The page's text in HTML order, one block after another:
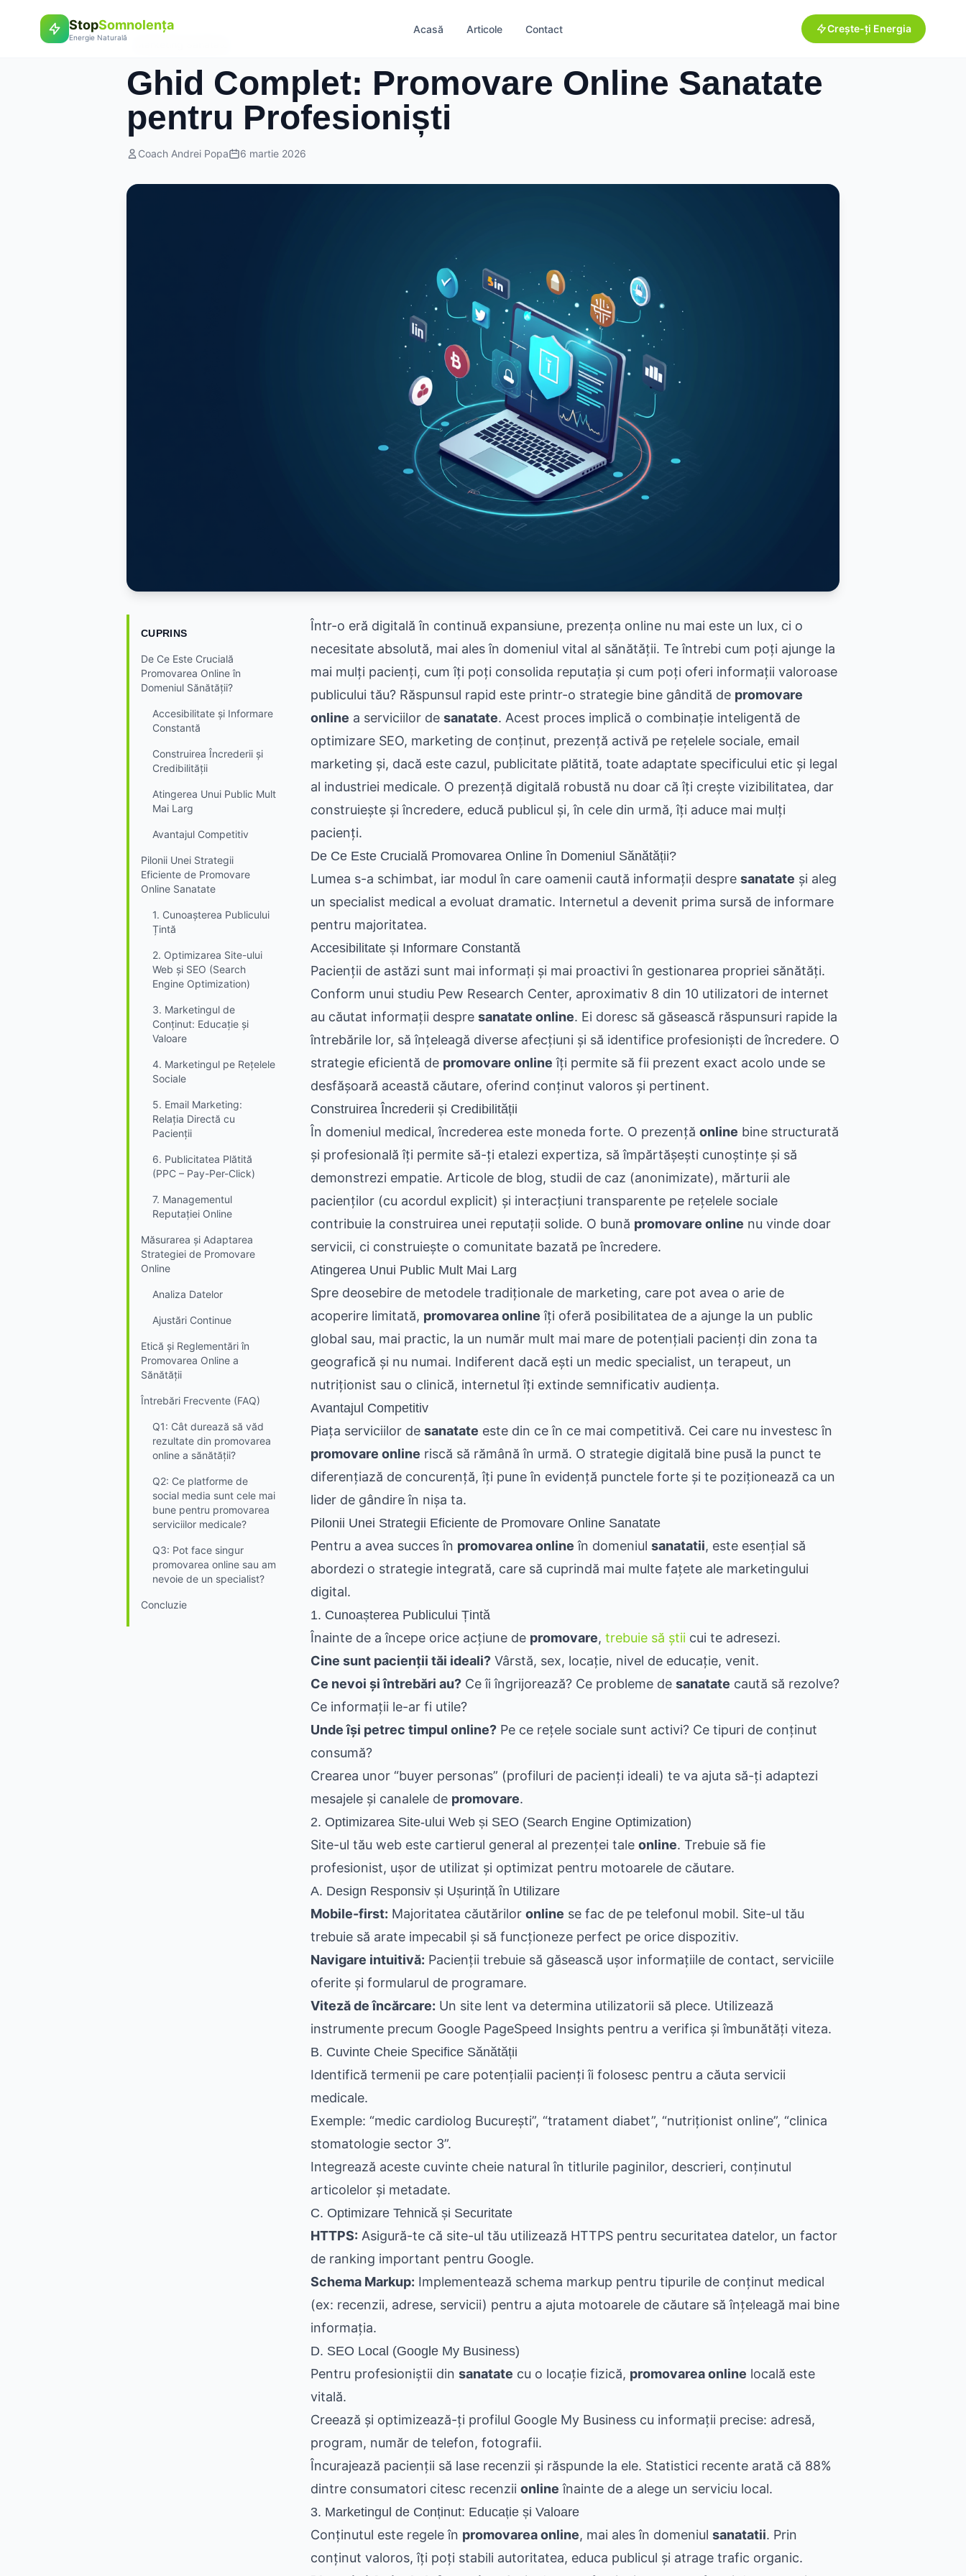
StopSomnolența
Energie Naturală
Acasă Articole Contact
Crește-ți Energia
Ghid Complet: Promovare Online Sanatate
pentru Profesioniști
Coach Andrei Popa 6 martie 2026
CUPRINS
De Ce Este Crucială
Promovarea Online în
Domeniul Sănătății?
Accesibilitate și Informare
Constantă
Construirea Încrederii și
Credibilității
Atingerea Unui Public Mult
Mai Larg
Avantajul Competitiv
Pilonii Unei Strategii
Eficiente de Promovare
Online Sanatate
1. Cunoașterea Publicului
Țintă
2. Optimizarea Site-ului
Web și SEO (Search
Engine Optimization)
3. Marketingul de
Conținut: Educație și
Valoare
4. Marketingul pe Rețelele
Sociale
5. Email Marketing:
Relația Directă cu
Pacienții
6. Publicitatea Plătită
(PPC – Pay-Per-Click)
7. Managementul
Reputației Online
Măsurarea și Adaptarea
Strategiei de Promovare
Online
Analiza Datelor
Ajustări Continue
Etică și Reglementări în
Promovarea Online a
Sănătății
Întrebări Frecvente (FAQ)
Q1: Cât durează să văd
rezultate din promovarea
online a sănătății?
Q2: Ce platforme de
social media sunt cele mai
bune pentru promovarea
serviciilor medicale?
Q3: Pot face singur
promovarea online sau am
nevoie de un specialist?
Concluzie
Într-o eră digitală în continuă expansiune, prezența online nu mai este un lux, ci o
necesitate absolută, mai ales în domeniul vital al sănătății. Te întrebi cum poți ajunge la
mai mulți pacienți, cum îți poți consolida reputația și cum poți oferi informații valoroase
publicului tău? Răspunsul rapid este printr-o strategie bine gândită de promovare
online a serviciilor de sanatate. Acest proces implică o combinație inteligentă de
optimizare SEO, marketing de conținut, prezență activă pe rețelele sociale, email
marketing și, dacă este cazul, publicitate plătită, toate adaptate specificului etic și legal
al industriei medicale. O prezență digitală robustă nu doar că îți crește vizibilitatea, dar
construiește și încredere, educă publicul și, în cele din urmă, îți aduce mai mulți
pacienți.
De Ce Este Crucială Promovarea Online în Domeniul Sănătății?
Lumea s-a schimbat, iar modul în care oamenii caută informații despre sanatate și aleg
un specialist medical a evoluat dramatic. Internetul a devenit prima sursă de informare
pentru majoritatea.
Accesibilitate și Informare Constantă
Pacienții de astăzi sunt mai informați și mai proactivi în gestionarea propriei sănătăți.
Conform unui studiu Pew Research Center, aproximativ 8 din 10 utilizatori de internet
au căutat informații despre sanatate online. Ei doresc să găsească răspunsuri rapide la
întrebările lor, să înțeleagă diverse afecțiuni și să identifice profesioniști de încredere. O
strategie eficientă de promovare online îți permite să fii prezent exact acolo unde se
desfășoară această căutare, oferind conținut valoros și pertinent.
Construirea Încrederii și Credibilității
În domeniul medical, încrederea este moneda forte. O prezență online bine structurată
și profesională îți permite să-ți etalezi expertiza, să împărtășești cunoștințe și să
demonstrezi empatie. Articole de blog, studii de caz (anonimizate), mărturii ale
pacienților (cu acordul explicit) și interacțiuni transparente pe rețelele sociale
contribuie la construirea unei reputații solide. O bună promovare online nu vinde doar
servicii, ci construiește o comunitate bazată pe încredere.
Atingerea Unui Public Mult Mai Larg
Spre deosebire de metodele tradiționale de marketing, care pot avea o arie de
acoperire limitată, promovarea online îți oferă posibilitatea de a ajunge la un public
global sau, mai practic, la un număr mult mai mare de potențiali pacienți din zona ta
geografică și nu numai. Indiferent dacă ești un medic specialist, un terapeut, un
nutriționist sau o clinică, internetul îți extinde semnificativ audiența.
Avantajul Competitiv
Piața serviciilor de sanatate este din ce în ce mai competitivă. Cei care nu investesc în
promovare online riscă să rămână în urmă. O strategie digitală bine pusă la punct te
diferențiază de concurență, îți pune în evidență punctele forte și te poziționează ca un
lider de gândire în nișa ta.
Pilonii Unei Strategii Eficiente de Promovare Online Sanatate
Pentru a avea succes în promovarea online în domeniul sanatatii, este esențial să
abordezi o strategie integrată, care să cuprindă mai multe fațete ale marketingului
digital.
1. Cunoașterea Publicului Țintă
Înainte de a începe orice acțiune de promovare, trebuie să știi cui te adresezi.
Cine sunt pacienții tăi ideali? Vârstă, sex, locație, nivel de educație, venit.
Ce nevoi și întrebări au? Ce îi îngrijorează? Ce probleme de sanatate caută să rezolve?
Ce informații le-ar fi utile?
Unde își petrec timpul online? Pe ce rețele sociale sunt activi? Ce tipuri de conținut
consumă?
Crearea unor “buyer personas” (profiluri de pacienți ideali) te va ajuta să-ți adaptezi
mesajele și canalele de promovare.
2. Optimizarea Site-ului Web și SEO (Search Engine Optimization)
Site-ul tău web este cartierul general al prezenței tale online. Trebuie să fie
profesionist, ușor de utilizat și optimizat pentru motoarele de căutare.
A. Design Responsiv și Ușurință în Utilizare
Mobile-first: Majoritatea căutărilor online se fac de pe telefonul mobil. Site-ul tău
trebuie să arate impecabil și să funcționeze perfect pe orice dispozitiv.
Navigare intuitivă: Pacienții trebuie să găsească ușor informațiile de contact, serviciile
oferite și formularul de programare.
Viteză de încărcare: Un site lent va determina utilizatorii să plece. Utilizează
instrumente precum Google PageSpeed Insights pentru a verifica și îmbunătăți viteza.
B. Cuvinte Cheie Specifice Sănătății
Identifică termenii pe care potențialii pacienți îi folosesc pentru a căuta servicii
medicale.
Exemple: “medic cardiolog București”, “tratament diabet”, “nutriționist online”, “clinica
stomatologie sector 3”.
Integrează aceste cuvinte cheie natural în titlurile paginilor, descrieri, conținutul
articolelor și metadate.
C. Optimizare Tehnică și Securitate
HTTPS: Asigură-te că site-ul tău utilizează HTTPS pentru securitatea datelor, un factor
de ranking important pentru Google.
Schema Markup: Implementează schema markup pentru tipurile de conținut medical
(ex: recenzii, adrese, servicii) pentru a ajuta motoarele de căutare să înțeleagă mai bine
informația.
D. SEO Local (Google My Business)
Pentru profesioniștii din sanatate cu o locație fizică, promovarea online locală este
vitală.
Creează și optimizează-ți profilul Google My Business cu informații precise: adresă,
program, număr de telefon, fotografii.
Încurajează pacienții să lase recenzii și răspunde la ele. Statistici recente arată că 88%
dintre consumatori citesc recenzii online înainte de a alege un serviciu local.
3. Marketingul de Conținut: Educație și Valoare
Conținutul este regele în promovarea online, mai ales în domeniul sanatatii. Prin
conținut valoros, îți poți stabili autoritatea, educa publicul și atrage trafic organic.